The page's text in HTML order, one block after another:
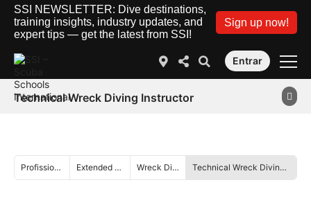
SSI NEWSLETTER: Dive destinations,
training insights, industry updates, and
expert tips — get the latest from SSI!
Sign up now!
Entrar
Technical Wreck Diving Instructor
Profissional Extended Range Wreck Diving Technical Wreck Diving Instructor